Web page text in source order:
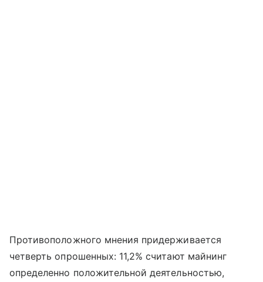
Противоположного мнения придерживается
четверть опрошенных: 11,2% считают майнинг
определенно положительной деятельностью,